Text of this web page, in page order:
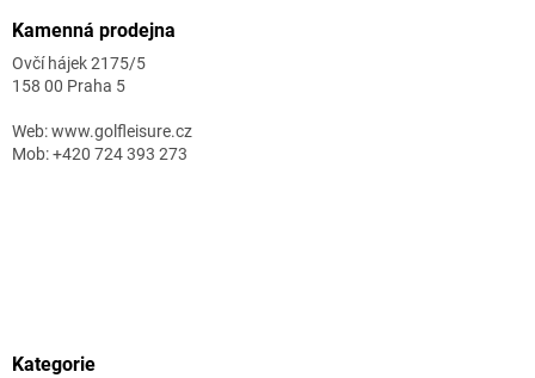
Kamenná prodejna
Ovčí hájek 2175/5
158 00 Praha 5
Web: www.golfleisure.cz
Mob: +420 724 393 273
Kategorie